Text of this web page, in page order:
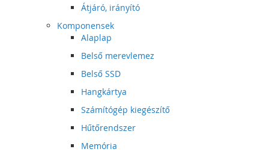
Átjáró, irányító
Komponensek
Alaplap
Belső merevlemez
Belső SSD
Hangkártya
Számítógép kiegészítő
Hűtőrendszer
Memória